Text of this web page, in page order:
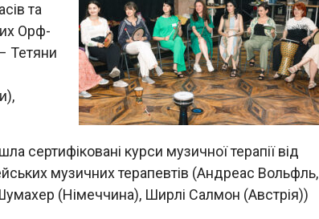
та
Орф-
Тетяни
сертифіковані курси музичної терапії від
музичних терапевтів (Андреас Вольфль,
(Німеччина), Ширлі Салмон (Австрія))